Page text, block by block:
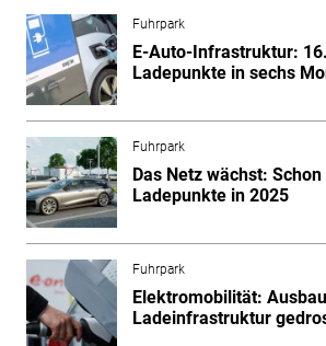
Fuhrpark
E-Auto-Infrastruktur:
Ladepunkte in sechs
Fuhrpark
Das Netz wächst:
Ladepunkte in 2025
Fuhrpark
Elektromobilität:
Ladeinfrastruktur